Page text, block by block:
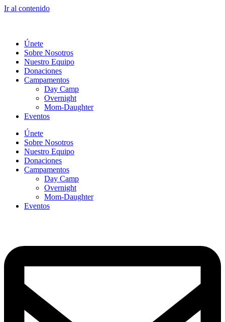
Ir al contenido
Únete
Sobre Nosotros
Nuestro Equipo
Donaciones
Campamentos
Day Camp
Overnight
Mom-Daughter
Eventos
Únete
Sobre Nosotros
Nuestro Equipo
Donaciones
Campamentos
Day Camp
Overnight
Mom-Daughter
Eventos